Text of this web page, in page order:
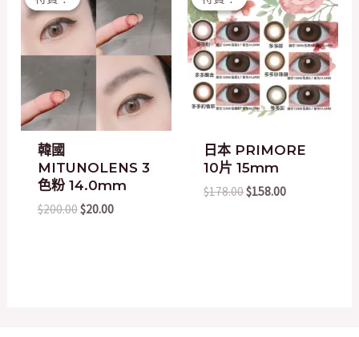
韓國
MITUNOLENS 3
色粉 14.0mm
$200.00
was:
$200.00.
$20.00
is:
$20.00.
日本 PRIMORE
10片 15mm
$178.00
was:
$178.00.
$158.00
is:
$158.00.